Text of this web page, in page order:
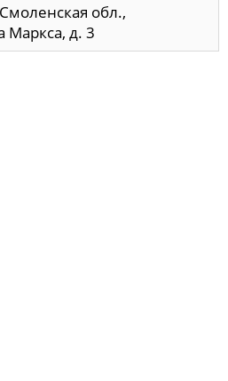
Смоленская обл.,
Маркса, д. 3